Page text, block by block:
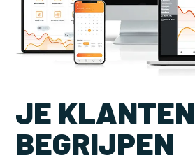
JE KLANTEN
BEGRIJPEN